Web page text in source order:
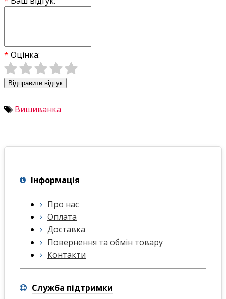
Оцінка:
Відправити відгук
Вишиванка
Інформація
Про нас
Оплата
Доставка
Повернення та обмін товару
Контакти
Служба підтримки